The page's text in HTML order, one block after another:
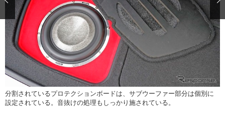
自動車豆知識 ストップ！不具合修理＆粗悪修理
鈑金・塗装
ディテイリング 洗車
ヘッドライト磨き コーティング
フィルム・ラッピング
鈑金・塗装
小キズ直し 防錆
特集記事
ストップ 不具合修理＆粗悪修理
カーメーカー「旧車」関連プロジェ
クト
コラム
ショップ紹介
ショップレポート プロショップ検索
レストア
カーメーカー「旧車」関連プロジ
ェクト
コラム
イベント
分割されているプロテクションボードは、サブウーファー部分は個別に
設定されている。音抜けの処理もしっかり施されている。